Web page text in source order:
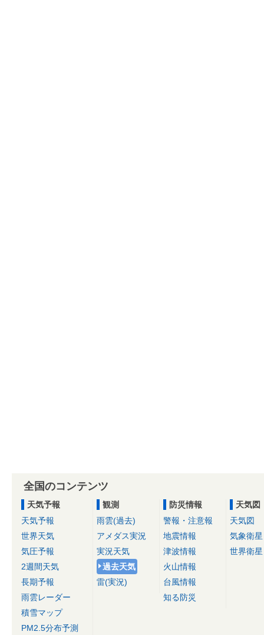
全国のコンテンツ
天気予報
天気予報
世界天気
気圧予報
2週間天気
長期予報
雨雲レーダー
積雪マップ
PM2.5分布予測
観測
雨雲(過去)
アメダス実況
実況天気
過去天気
雷(実況)
防災情報
警報・注意報
地震情報
津波情報
火山情報
台風情報
知る防災
天気図
天気図
気象衛星
世界衛星